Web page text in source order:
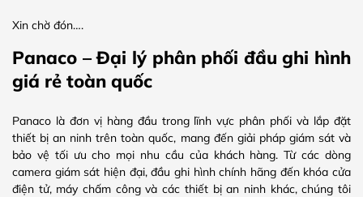
Xin chờ đón….
Panaco – Đại lý phân phối đầu ghi hình
giá rẻ toàn quốc
Panaco là đơn vị hàng đầu trong lĩnh vực phân phối và lắp đặt
thiết bị an ninh trên toàn quốc, mang đến giải pháp giám sát và
bảo vệ tối ưu cho mọi nhu cầu của khách hàng. Từ các dòng
camera giám sát hiện đại, đầu ghi hình chính hãng đến khóa cửa
điện tử, máy chấm công và các thiết bị an ninh khác, chúng tôi